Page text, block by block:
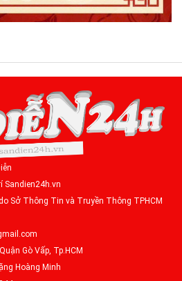
Sandien24h.vn
Sở Thông Tin và Truyền Thông TPHCM
Gò Vấp, Tp.HCM
Hoàng Minh